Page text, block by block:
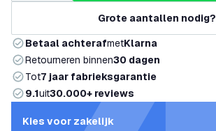
Grote aantallen nodig?
Betaal achterafmetKlarna
Retourneren binnen30 dagen
Tot7 jaar fabrieksgarantie
9.1uit30.000+ reviews
Kies voor zakelijk